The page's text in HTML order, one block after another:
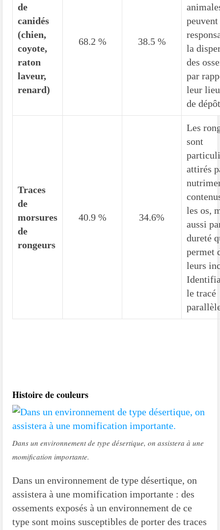
de
canidés
(chien,
coyote,
raton
laveur,
renard)
68.2 % 38.5 %
la
des
par
leur
de
Traces
de
morsures
de
rongeurs
40.9 % 34.6%
Les
sont
attirés
les os,
aussi
dureté
permet
leurs
le tracé
Histoire de couleurs
Dans un environnement de type désertique, on assistera à une
momification importante.
Dans un environnement de type désertique, on
assistera à une momification importante : des
ossements exposés à un environnement de ce
type sont moins susceptibles de porter des traces